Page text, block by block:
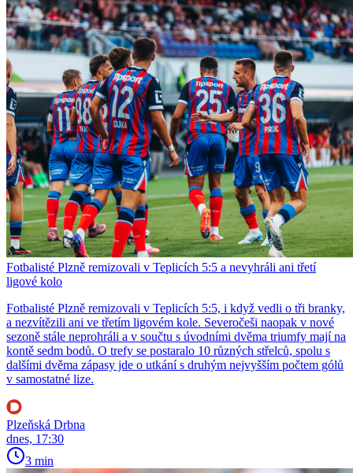
Fotbalisté Plzně remizovali v Teplicích 5:5 a nevyhráli ani třetí
ligové kolo
Fotbalisté Plzně remizovali v Teplicích 5:5, i když vedli o tři branky,
a nezvítězili ani ve třetím ligovém kole. Severočeši naopak v nové
sezoně stále neprohráli a v součtu s úvodními dvěma triumfy mají na
kontě sedm bodů. O trefy se postaralo 10 různých střelců, spolu s
dalšími dvěma zápasy jde o utkání s druhým nejvyšším počtem gólů
v samostatné lize.
Plzeňská Drbna
dnes, 17:30
3 min